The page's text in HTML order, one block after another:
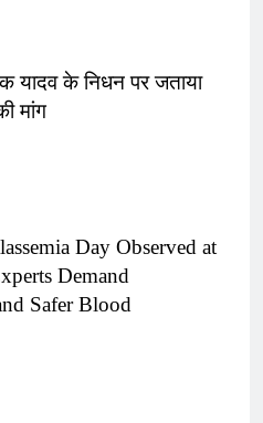
यादव के निधन पर जताया
मांग
Day Observed at
Demand
Safer Blood